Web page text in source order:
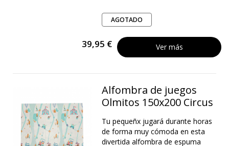
AGOTADO
39,95 € Ver más
Alfombra de juegos
Olmitos 150x200 Circus
Tu pequeñx jugará durante horas
de forma muy cómoda en esta
divertida alfombra de espuma